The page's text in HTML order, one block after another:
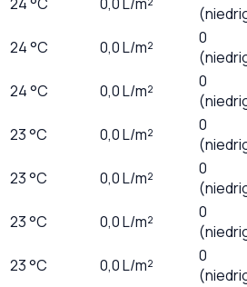
24°C 0,0L/m²
0
24°C 0,0L/m²
0
23°C 0,0L/m²
0
23°C 0,0L/m²
0
23°C 0,0L/m²
0
23°C 0,0L/m²
0